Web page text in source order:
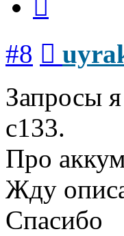
#8
Запросы
с133.
Про
Жду
Спасибо